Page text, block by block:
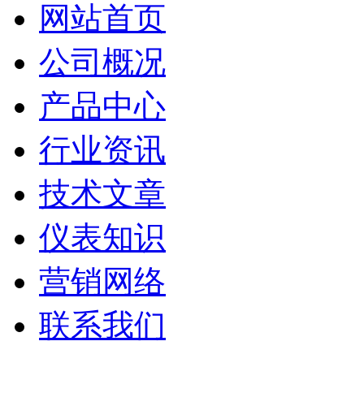
网站首页
公司概况
产品中心
行业资讯
技术文章
仪表知识
营销网络
联系我们